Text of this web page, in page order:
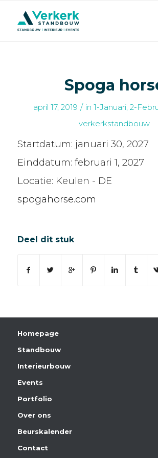
Spoga
april 17, 2019 / in 1-Januari, 2-
verkerkstandbouw
Startdatum: januari 30, 2027
Einddatum: februari 1, 2027
Locatie: Keulen - DE
spogahorse.com
Deel dit stuk
Homepage
Standbouw
Interieurbouw
Events
Portfolio
Over ons
Beurskalender
Contact